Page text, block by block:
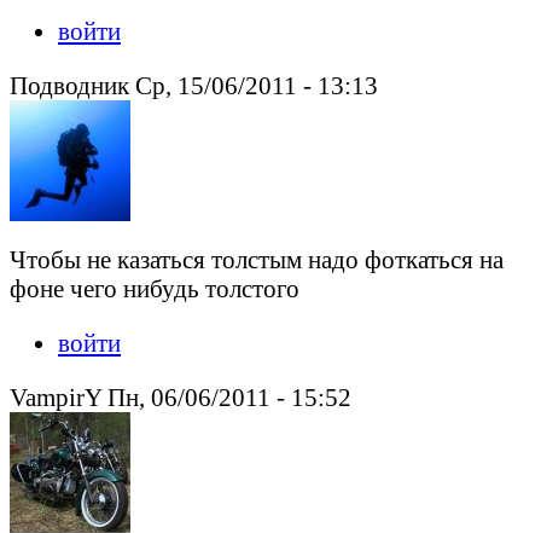
войти
Подводник Ср, 15/06/2011 - 13:13
Чтобы не казаться толстым надо фоткаться на
фоне чего нибудь толстого
войти
VampirY Пн, 06/06/2011 - 15:52